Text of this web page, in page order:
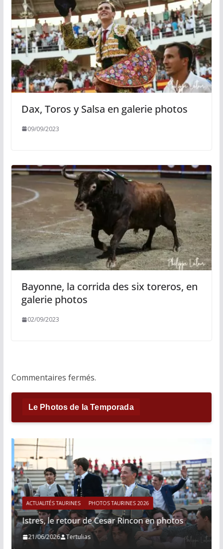
Dax, Toros y Salsa en galerie photos
09/09/2023
Bayonne, la corrida des six toreros, en
galerie photos
02/09/2023
Commentaires fermés.
Le Photos de la Temporada
ACTUALITÉS TAURINES PHOTOS TAURINES 2026
Istres, le retour de Cesar Rincon en photos
21/06/2026 Tertulias